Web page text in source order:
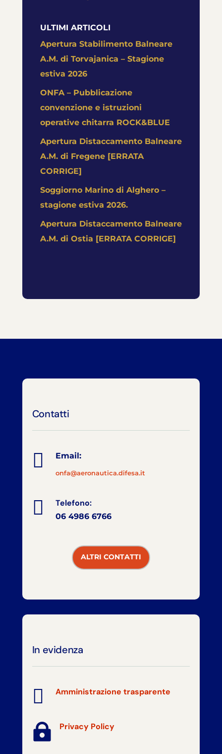
ULTIMI ARTICOLI
Apertura Stabilimento Balneare
A.M. di Torvajanica – Stagione
estiva 2026
ONFA – Pubblicazione
convenzione e istruzioni
operative chitarra ROCK&BLUE
Apertura Distaccamento Balneare
A.M. di Fregene [ERRATA
CORRIGE]
Soggiorno Marino di Alghero –
stagione estiva 2026.
Apertura Distaccamento Balneare
A.M. di Ostia [ERRATA CORRIGE]
Contatti
 Email:
onfa@aeronautica.difesa.it
 Telefono:
06 4986 6766
ALTRI CONTATTI
In evidenza
 Amministrazione trasparente
 Privacy Policy